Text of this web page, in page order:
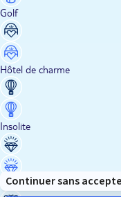
Golf
Hôtel de charme
Insolite
Luxe